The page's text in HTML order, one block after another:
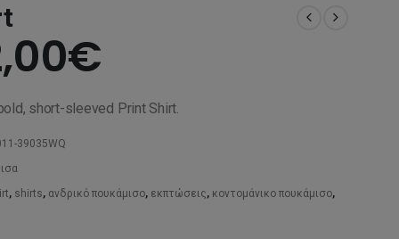
€
τρέχουσα
είναι:
short-sleeved Print Shirt.
39035WQ
, shirts, ανδρικό πουκάμισο, εκπτώσεις, κοντομάνικο πουκάμισο,